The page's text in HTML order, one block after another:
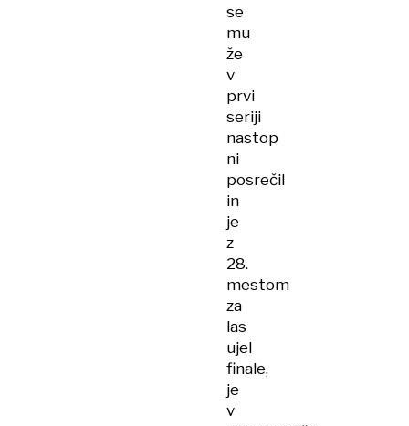
se
mu
že
v
prvi
seriji
nastop
ni
posrečil
in
je
z
28.
mestom
za
las
ujel
finale,
je
v